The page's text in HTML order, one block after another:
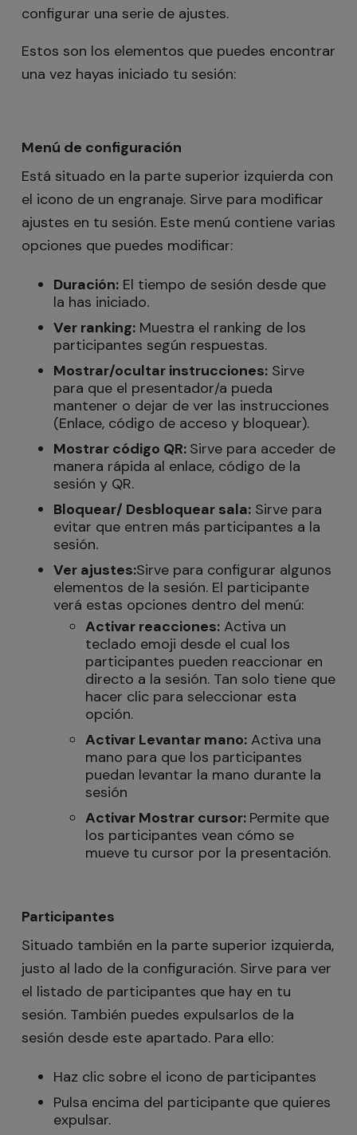
configurar una serie de ajustes.
Estos son los elementos que puedes encontrar
una vez hayas iniciado tu sesión:
Menú de configuración
Está situado en la parte superior izquierda con
el icono de un engranaje. Sirve para modificar
ajustes en tu sesión. Este menú contiene varias
opciones que puedes modificar:
Duración: El tiempo de sesión desde que
la has iniciado.
Ver ranking: Muestra el ranking de los
participantes según respuestas.
Mostrar/ocultar instrucciones: Sirve
para que el presentador/a pueda
mantener o dejar de ver las instrucciones
(Enlace, código de acceso y bloquear).
Mostrar código QR: Sirve para acceder de
manera rápida al enlace, código de la
sesión y QR.
Bloquear/ Desbloquear sala: Sirve para
evitar que entren más participantes a la
sesión.
Ver ajustes:Sirve para configurar algunos
elementos de la sesión. El participante
verá estas opciones dentro del menú:
Activar reacciones: Activa un
teclado emoji desde el cual los
participantes pueden reaccionar en
directo a la sesión. Tan solo tiene que
hacer clic para seleccionar esta
opción.
Activar Levantar mano: Activa una
mano para que los participantes
puedan levantar la mano durante la
sesión
Activar Mostrar cursor: Permite que
los participantes vean cómo se
mueve tu cursor por la presentación.
Participantes
Situado también en la parte superior izquierda,
justo al lado de la configuración. Sirve para ver
el listado de participantes que hay en tu
sesión. También puedes expulsarlos de la
sesión desde este apartado. Para ello:
Haz clic sobre el icono de participantes
Pulsa encima del participante que quieres
expulsar.